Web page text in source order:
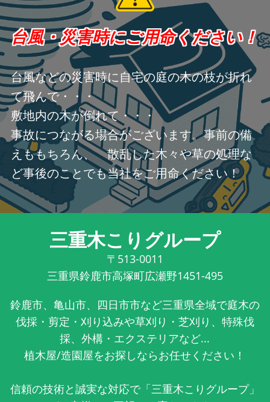
台風・災害時にご用命ください！
台風などの災害時に自宅の庭の木の枝が折れ
て飛んで・・・
敷地内の木が倒れて・・・
事故につながる場合がございます。事前の備
えももちろん、 散乱した木々や草の処理な
ど事後のことでも当社をご用命ください！
三重木こりグループ
〒513-0011
三重県鈴鹿市高塚町広瀬野1451-495
鈴鹿市、亀山市、四日市市など三重県全域で庭木の
伐採・剪定・刈り込みや草刈り・芝刈り、特殊伐
採、外構・エクステリアなど...
植木屋/造園屋をお探しならお任せください！
信頼の技術と誠実な対応で「三重木こりグループ」